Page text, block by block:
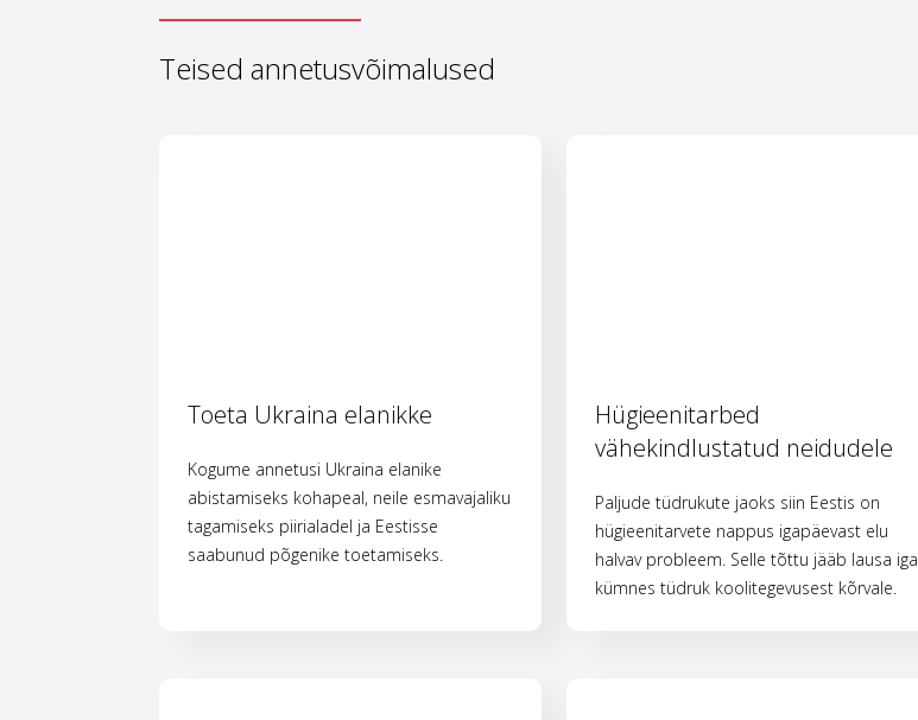
Teised annetusvõimalused
Toeta Ukraina elanikke
Kogume annetusi Ukraina elanike
abistamiseks kohapeal, neile esmavajaliku
tagamiseks piirialadel ja Eestisse
saabunud põgenike toetamiseks.
Hügieenitarbed
vähekindlustatud neidudele
Paljude tüdrukute jaoks siin Eestis on
hügieenitarvete nappus igapäevast elu
halvav probleem. Selle tõttu jääb lausa iga
kümnes tüdruk koolitegevusest kõrvale.